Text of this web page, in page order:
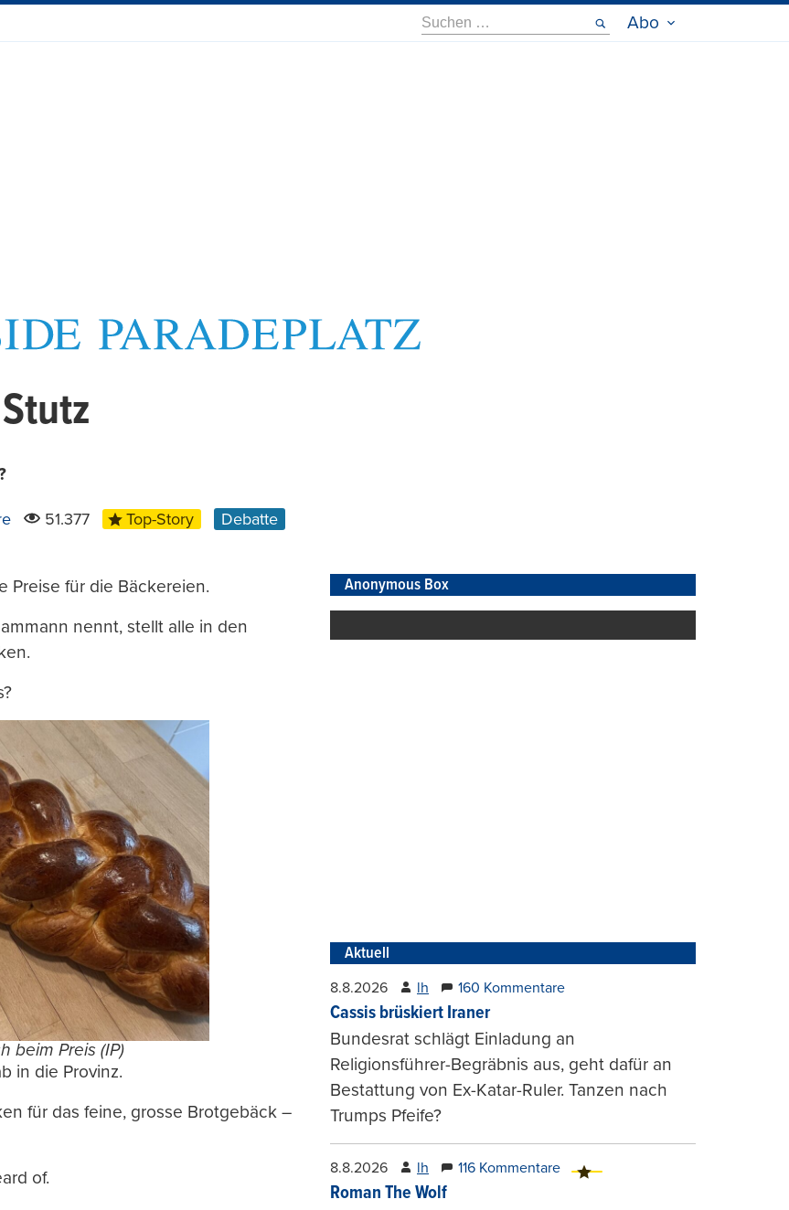
Suche
nach:
Abo
51.377 Top-Story Debatte
Preise für die Bäckereien.
nennt, stellt alle in den
beim Preis (IP)
in die Provinz.
für das feine, grosse Brotgebäck –
of.
Anonymous Box
Aktuell
8.8.2026 lh 160 Kommentare
Cassis brüskiert Iraner
Bundesrat schlägt Einladung an
Religionsführer-Begräbnis aus, geht dafür an
Bestattung von Ex-Katar-Ruler. Tanzen nach
Trumps Pfeife?
8.8.2026 lh 116 Kommentare
Roman The Wolf